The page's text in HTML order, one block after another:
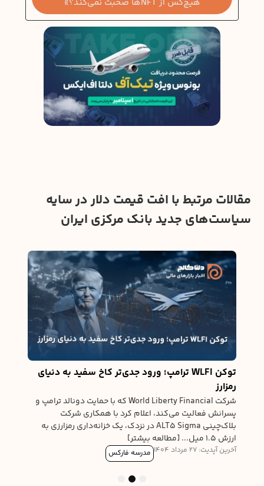
مقالات مرتبط با افت قیمت دلار در سایه
سیاست‌های جدید بانک مرکزی ایران
توکن WLFI ترامپ؛ ورود جدی‌تر کاخ سفید به دنیای
رمزارز
شرکت World Liberty Financial که با حمایت دونالد ترامپ و
پسرانش فعالیت می‌کند، اعلام کرد با همکاری شرکت
بلاک‌چینی ALT5 Sigma در نزدک، یک خزانه‌داری رمزارزی به
ارزش ۱.۵ میل... [مطالعه بیشتر]
مدرسه فارکس آخرین آپدیت: 27 مرداد 1404